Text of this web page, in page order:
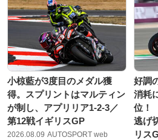
小椋藍が3度目のメダル獲
得。スプリントはマルティン
が制し、アプリリア1-2-3／
第12戦イギリスGP
2026.08.09 AUTOSPORT web
好調
消耗
位！
逃げ
リス